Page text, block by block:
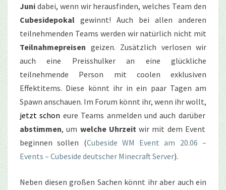
Juni dabei, wenn wir herausfinden, welches Team den
Cubesidepokal gewinnt! Auch bei allen anderen
teilnehmenden Teams werden wir natürlich nicht mit
Teilnahmepreisen geizen. Zusätzlich verlosen wir
auch eine Preisshulker an eine glückliche
teilnehmende Person mit coolen exklusiven
Effektitems. Diese könnt ihr in ein paar Tagen am
Spawn anschauen. Im Forum könnt ihr, wenn ihr wollt,
jetzt schon eure Teams anmelden und auch darüber
abstimmen, um welche Uhrzeitwir mit dem Event
beginnen sollen (Cubeside WM Event am 20.06 –
Events – Cubeside deutscher Minecraft Server).
Neben diesen großen Sachen könnt ihr aber auch ein